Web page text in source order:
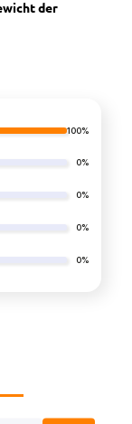
100%
0%
0%
0%
0%